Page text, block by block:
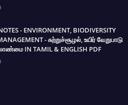
- ENVIRONMENT, BIODIVERSITY
- சுற்றுச்சூழல், உயிர் வேறுபாடு
IN TAMIL & ENGLISH PDF